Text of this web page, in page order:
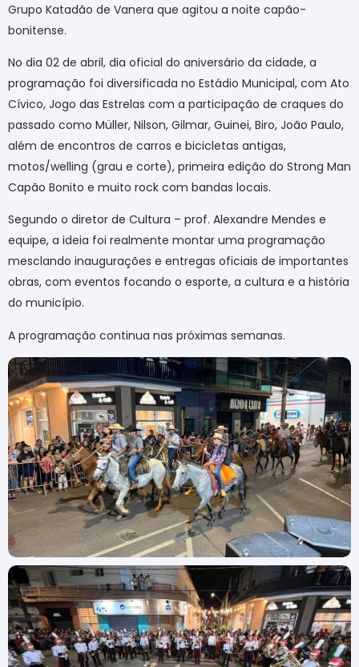
Grupo Katadão de Vanera que agitou a noite capão-
bonitense.
No dia 02 de abril, dia oficial do aniversário da cidade, a
programação foi diversificada no Estádio Municipal, com Ato
Cívico, Jogo das Estrelas com a participação de craques do
passado como Müller, Nilson, Gilmar, Guinei, Biro, João Paulo,
além de encontros de carros e bicicletas antigas,
motos/welling (grau e corte), primeira edição do Strong Man
Capão Bonito e muito rock com bandas locais.
Segundo o diretor de Cultura – prof. Alexandre Mendes e
equipe, a ideia foi realmente montar uma programação
mesclando inaugurações e entregas oficiais de importantes
obras, com eventos focando o esporte, a cultura e a história
do município.
A programação continua nas próximas semanas.